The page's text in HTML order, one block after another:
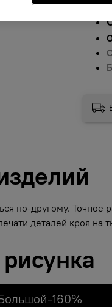
по-другому. Точное
деталей кроя на
160%